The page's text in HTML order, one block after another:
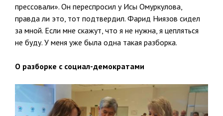
прессовали». Он переспросил у Исы Омуркулова,
правда ли это, тот подтвердил. Фарид Ниязов сидел
за мной. Если мне скажут, что я не нужна, я цепляться
не буду. У меня уже была одна такая разборка.
О разборке с социал-демократами